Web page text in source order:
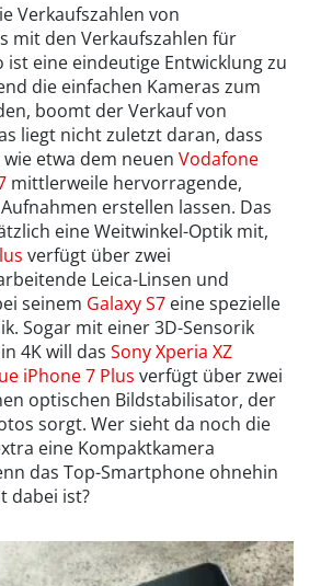
Verkaufszahlen von
mit den Verkaufszahlen für
ist eine eindeutige Entwicklung zu
die einfachen Kameras zum
boomt der Verkauf von
liegt nicht zuletzt daran, dass
etwa dem neuen Vodafone
mittlerweile hervorragende,
erstellen lassen. Das
eine Weitwinkel-Optik mit,
verfügt über zwei
Leica-Linsen und
seinem Galaxy S7 eine spezielle
Sogar mit einer 3D-Sensorik
4K will das Sony Xperia XZ
iPhone 7 Plus verfügt über zwei
optischen Bildstabilisator, der
sorgt. Wer sieht da noch die
eine Kompaktkamera
das Top-Smartphone ohnehin
dabei ist?